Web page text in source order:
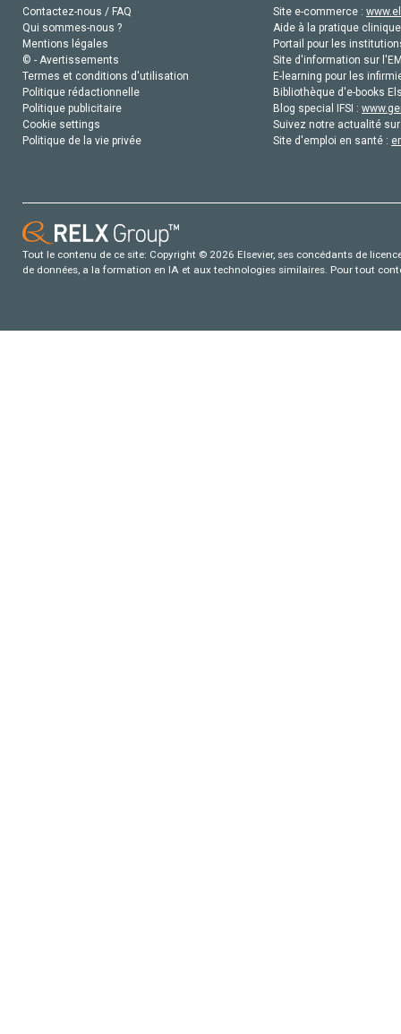
Contactez-nous / FAQ
Qui sommes-nous ?
Mentions légales
© - Avertissements
Termes et conditions d'utilisation
Politique rédactionnelle
Politique publicitaire
Cookie settings
Politique de la vie privée
Site e-commerce :
Aide à la pratique
Portail pour les
Site d'information sur
E-learning pour les
Bibliothèque d'e-books
Blog special IFSI :
Suivez notre actualité
Site d'emploi en santé :
Tout le contenu de ce site: Copyright © 2026 Elsevier, ses concédants de
de données, a la formation en IA et aux technologies similaires. Pour tout